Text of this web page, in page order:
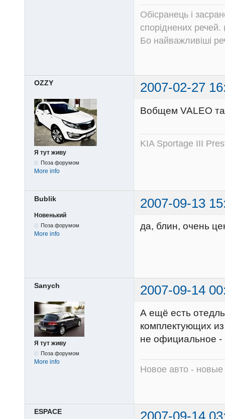
Обісранець і
споріднених речей.
Бо найважливіші
OZZY 2007-02-27
Я тут живу
Поза форумом
More info
Вобщем VALEO
KIA Sportage III
Bublik 2007-09-13
Новенький
Поза форумом
More info
да, блин, очень
Sanych 2007-09-14
Я тут живу
Поза форумом
More info
А ещё есть
комплектующих
не официальное
Новое авто -
ESPACE